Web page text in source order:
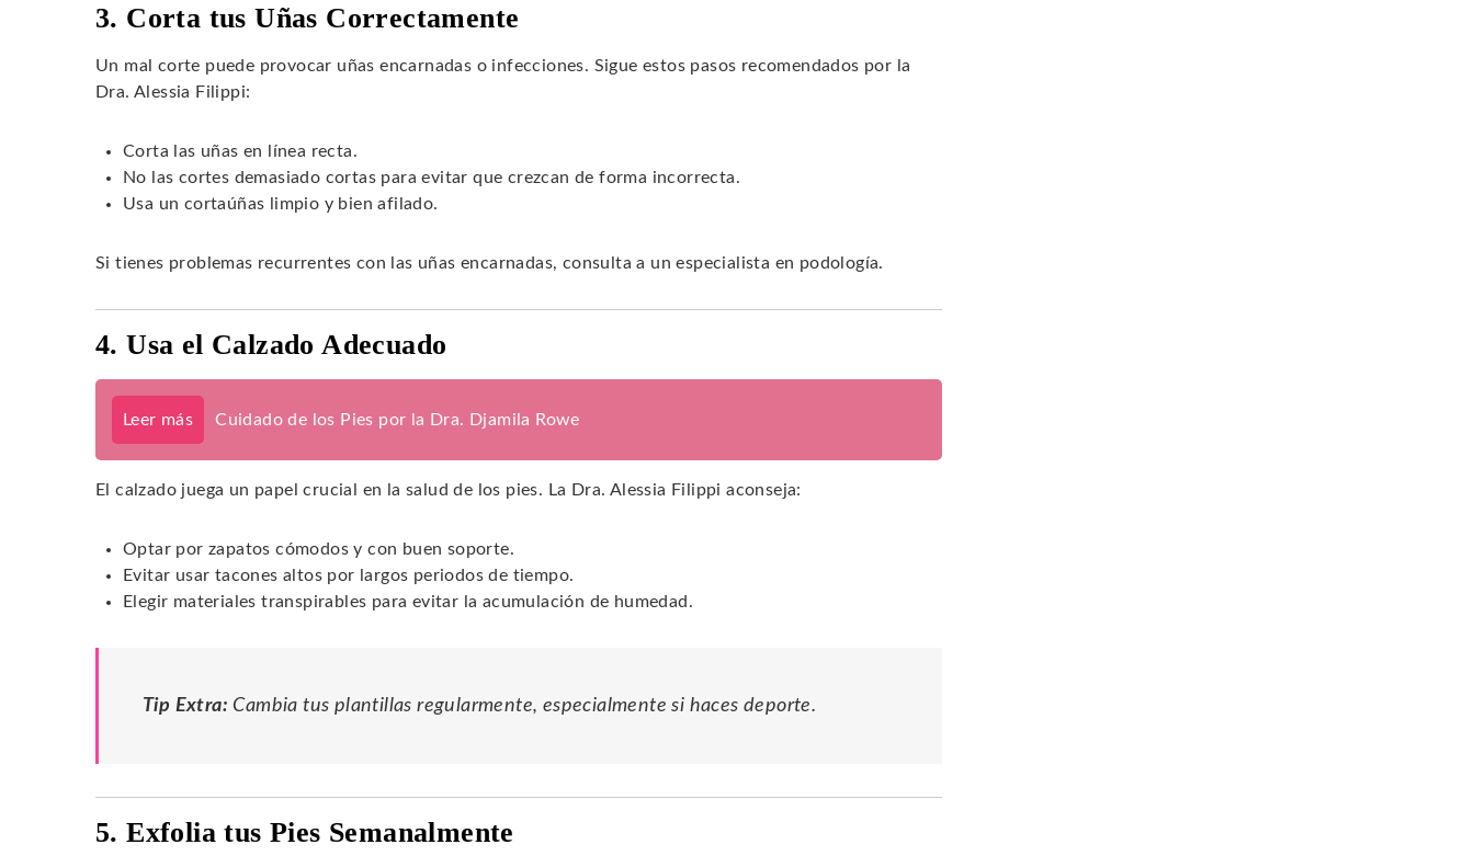
3. Corta tus Uñas Correctamente
Un mal corte puede provocar uñas encarnadas o infecciones. Sigue estos pasos recomendados por la
Dra. Alessia Filippi:
Corta las uñas en línea recta.
No las cortes demasiado cortas para evitar que crezcan de forma incorrecta.
Usa un cortaúñas limpio y bien afilado.
Si tienes problemas recurrentes con las uñas encarnadas, consulta a un especialista en podología.
4. Usa el Calzado Adecuado
Leer más Cuidado de los Pies por la Dra. Djamila Rowe
El calzado juega un papel crucial en la salud de los pies. La Dra. Alessia Filippi aconseja:
Optar por zapatos cómodos y con buen soporte.
Evitar usar tacones altos por largos periodos de tiempo.
Elegir materiales transpirables para evitar la acumulación de humedad.
Tip Extra: Cambia tus plantillas regularmente, especialmente si haces deporte.
5. Exfolia tus Pies Semanalmente